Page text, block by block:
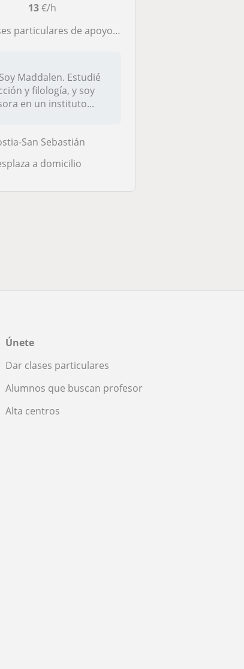
13€/h
apoyo infantil o de euskera. Estudié traducción y filología, y soy profesora en secundaria
Maddalen. Estudié
y filología, y soy
en un instituto...
San Sebastián
a domicilio
Únete
Dar clases particulares
Alumnos que buscan profesor
Alta centros